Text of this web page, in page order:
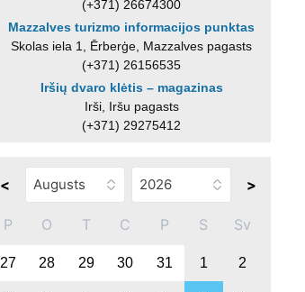
(+371) 26674300
Mazzalves turizmo informacijos punktas
Skolas iela 1, Ērberģe, Mazzalves pagasts
(+371) 26156535
Iršių dvaro klėtis – magazinas
Irši, Iršu pagasts
(+371) 29275412
< >
P O T C P S Sv
27 28 29 30 31 1 2